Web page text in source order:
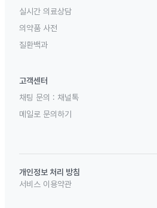
실시간 의료상담
의약품 사전
질환백과
고객센터
채팅 문의 : 채널톡
메일로 문의하기
개인정보 처리 방침
서비스 이용약관